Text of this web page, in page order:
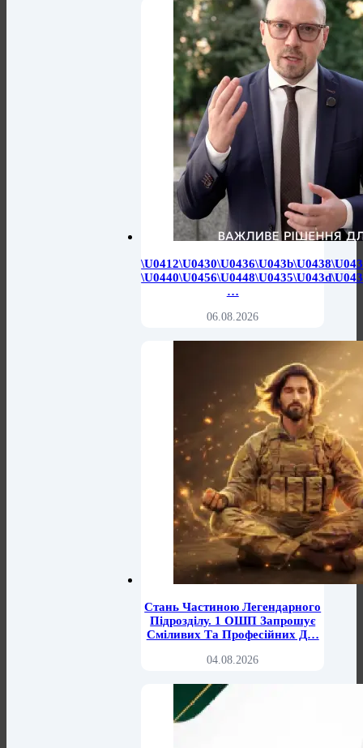
…
06.08.2026
Стань Частиною Легендарного
Підрозділу. 1 ОШП Запрошує
Сміливих Та Професійних Д…
04.08.2026